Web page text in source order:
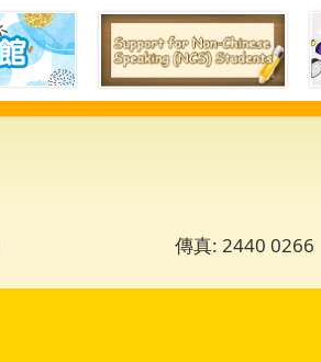
傳真: 2440 0266